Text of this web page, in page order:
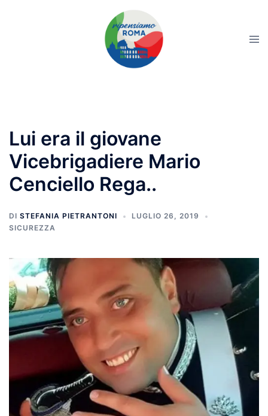
Lui era il giovane
Vicebrigadiere Mario
Cenciello Rega..
DI STEFANIA PIETRANTONI
LUGLIO 26, 2019
SICUREZZA